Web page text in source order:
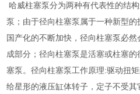
哈威柱塞泵分为两种有代表性的结
泵；由于径向柱塞泵属于一种新型
国产化的不断加快，径向柱塞泵必
成部分；径向柱塞泵是活塞或柱塞
塞泵。径向柱塞泵工作原理:驱动扭
给星形的液压缸体转子，定子不受